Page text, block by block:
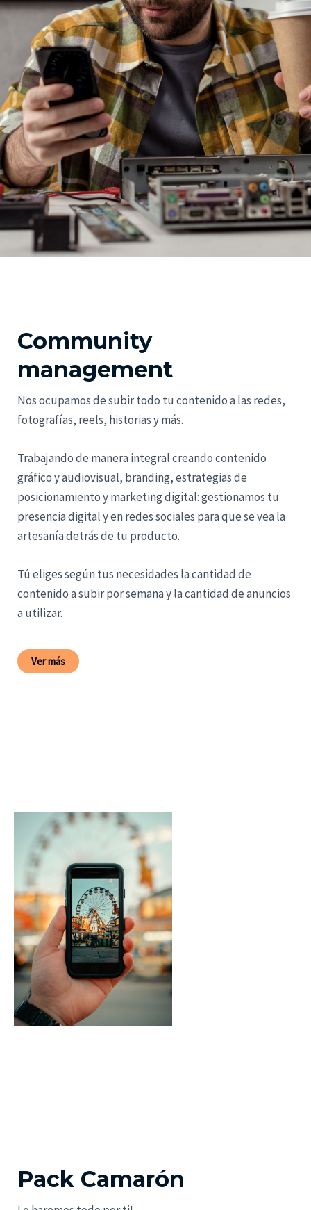
Community
management
Nos ocupamos de subir todo tu contenido a las redes,
fotografías, reels, historias y más.
Trabajando de manera integral creando contenido
gráfico y audiovisual, branding, estrategias de
posicionamiento y marketing digital: gestionamos tu
presencia digital y en redes sociales para que se vea la
artesanía detrás de tu producto.
Tú eliges según tus necesidades la cantidad de
contenido a subir por semana y la cantidad de anuncios
a utilizar.
Ver más
Pack Camarón